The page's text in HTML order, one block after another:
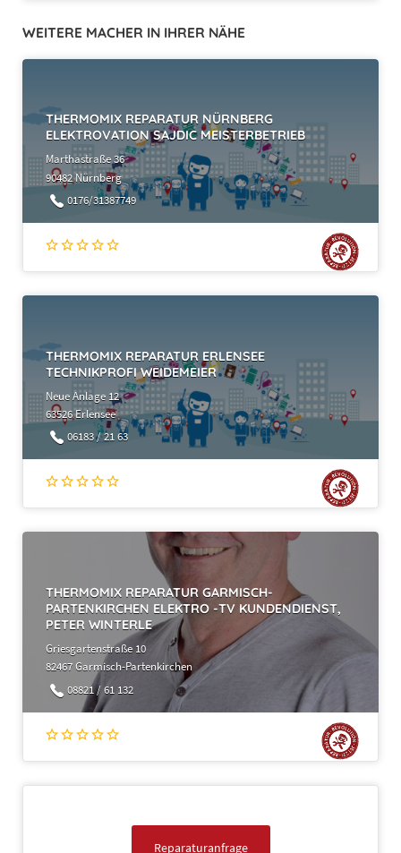
WEITERE MACHER IN IHRER NÄHE
THERMOMIX REPARATUR NÜRNBERG
ELEKTROVATION SAJDIC MEISTERBETRIEB
Marthastraße 36
90482 Nürnberg
0176/31387749
THERMOMIX REPARATUR ERLENSEE
TECHNIKPROFI WEIDEMEIER
Neue Anlage 12
63526 Erlensee
06183 / 21 63
THERMOMIX REPARATUR GARMISCH-
PARTENKIRCHEN ELEKTRO -TV KUNDENDIENST,
PETER WINTERLE
Griesgartenstraße 10
82467 Garmisch-Partenkirchen
08821 / 61 132
Reparaturanfrage